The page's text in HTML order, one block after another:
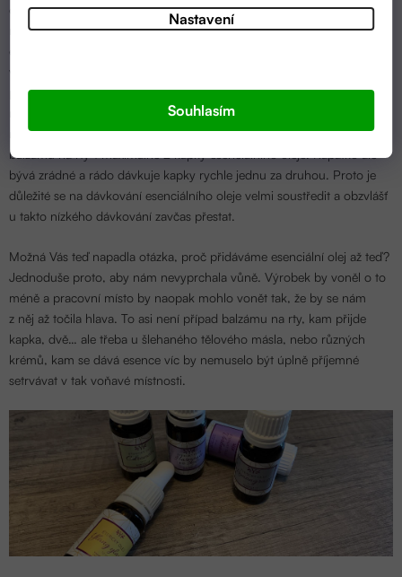
Nastavení
Souhlasím
chtít, aby náš balzám voněl, je důležité v první řadě vybrat, čím jej
navoníme. My nyní víme, že budeme vybírat z řad přírodních
vybereme například mandarinku. Ta je vhodná jak pro dospělé, tak i
pro děti. Mandarinkový esenciální olejíček nakapeme do směsi
roztaveného másla, vosku a oleje a dobře promícháme. Velmi dbáme
na to, abychom to s dávkováním nepřehnali. Já doporučuji na 5 g
balzámu na rty 1 maximálně 2 kapky esenciálního oleje. Kapátko ale
bývá zrádné a rádo dávkuje kapky rychle jednu za druhou. Proto je
důležité se na dávkování esenciálního oleje velmi soustředit a obzvlášť
u takto nízkého dávkování zavčas přestat.
Možná Vás teď napadla otázka, proč přidáváme esenciální olej až teď?
Jednoduše proto, aby nám nevyprchala vůně. Výrobek by voněl o to
méně a pracovní místo by naopak mohlo vonět tak, že by se nám
z něj až točila hlava. To asi není případ balzámu na rty, kam přijde
kapka, dvě… ale třeba u šlehaného tělového másla, nebo různých
krémů, kam se dává esence víc by nemuselo být úplně příjemné
setrvávat v tak voňavé místnosti.